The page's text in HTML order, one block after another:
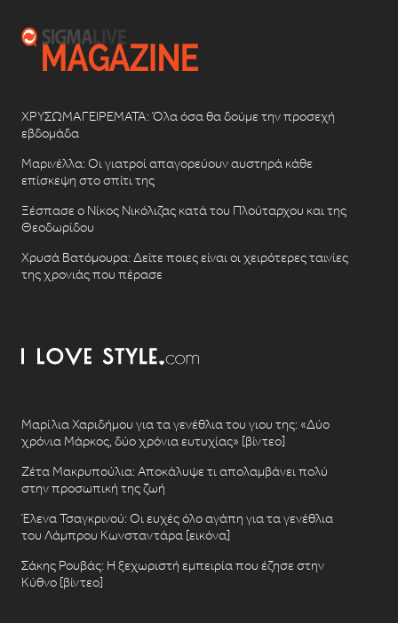
ΧΡΥΣΩΜΑΓΕΙΡΕΜΑΤΑ: Όλα όσα θα δούμε την προσεχή
εβδομάδα
Μαρινέλλα: Οι γιατροί απαγορεύουν αυστηρά κάθε
επίσκεψη στο σπίτι της
Ξέσπασε ο Νίκος Νικόλιζας κατά του Πλούταρχου και της
Θεοδωρίδου
Χρυσά Βατόμουρα: Δείτε ποιες είναι οι χειρότερες ταινίες
της χρονιάς που πέρασε
Μαρίλια Χαριδήμου για τα γενέθλια του γιου της: «Δύο
χρόνια Μάρκος, δύο χρόνια ευτυχίας» [βίντεο]
Ζέτα Μακρυπούλια: Αποκάλυψε τι απολαμβάνει πολύ
στην προσωπική της ζωή
Έλενα Τσαγκρινού: Οι ευχές όλο αγάπη για τα γενέθλια
του Λάμπρου Κωνσταντάρα [εικόνα]
Σάκης Ρουβάς: Η ξεχωριστή εμπειρία που έζησε στην
Κύθνο [βίντεο]